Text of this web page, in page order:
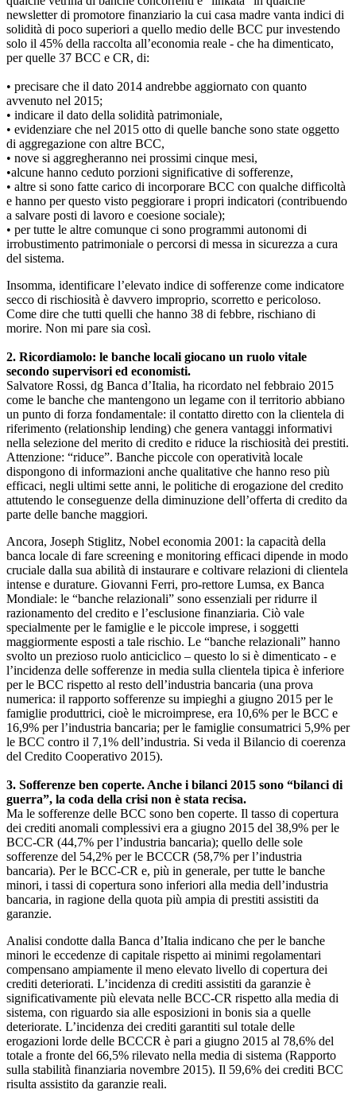
newsletter di promotore finanziario la cui casa madre vanta indici di
solidità di poco superiori a quello medio delle BCC pur investendo
solo il 45% della raccolta all’economia reale - che ha dimenticato,
per quelle 37 BCC e CR, di:
• precisare che il dato 2014 andrebbe aggiornato con quanto
avvenuto nel 2015;
• indicare il dato della solidità patrimoniale,
• evidenziare che nel 2015 otto di quelle banche sono state oggetto
di aggregazione con altre BCC,
• nove si aggregheranno nei prossimi cinque mesi,
•alcune hanno ceduto porzioni significative di sofferenze,
• altre si sono fatte carico di incorporare BCC con qualche difficoltà
e hanno per questo visto peggiorare i propri indicatori (contribuendo
a salvare posti di lavoro e coesione sociale);
• per tutte le altre comunque ci sono programmi autonomi di
irrobustimento patrimoniale o percorsi di messa in sicurezza a cura
del sistema.
Insomma, identificare l’elevato indice di sofferenze come indicatore
secco di rischiosità è davvero improprio, scorretto e pericoloso.
Come dire che tutti quelli che hanno 38 di febbre, rischiano di
morire. Non mi pare sia così.
2. Ricordiamolo: le banche locali giocano un ruolo vitale
secondo supervisori ed economisti.
Salvatore Rossi, dg Banca d’Italia, ha ricordato nel febbraio 2015
come le banche che mantengono un legame con il territorio abbiano
un punto di forza fondamentale: il contatto diretto con la clientela di
riferimento (relationship lending) che genera vantaggi informativi
nella selezione del merito di credito e riduce la rischiosità dei prestiti.
Attenzione: “riduce”. Banche piccole con operatività locale
dispongono di informazioni anche qualitative che hanno reso più
efficaci, negli ultimi sette anni, le politiche di erogazione del credito
attutendo le conseguenze della diminuzione dell’offerta di credito da
parte delle banche maggiori.
Ancora, Joseph Stiglitz, Nobel economia 2001: la capacità della
banca locale di fare screening e monitoring efficaci dipende in modo
cruciale dalla sua abilità di instaurare e coltivare relazioni di clientela
intense e durature. Giovanni Ferri, pro-rettore Lumsa, ex Banca
Mondiale: le “banche relazionali” sono essenziali per ridurre il
razionamento del credito e l’esclusione finanziaria. Ciò vale
specialmente per le famiglie e le piccole imprese, i soggetti
maggiormente esposti a tale rischio. Le “banche relazionali” hanno
svolto un prezioso ruolo anticiclico – questo lo si è dimenticato - e
l’incidenza delle sofferenze in media sulla clientela tipica è inferiore
per le BCC rispetto al resto dell’industria bancaria (una prova
numerica: il rapporto sofferenze su impieghi a giugno 2015 per le
famiglie produttrici, cioè le microimprese, era 10,6% per le BCC e
16,9% per l’industria bancaria; per le famiglie consumatrici 5,9% per
le BCC contro il 7,1% dell’industria. Si veda il Bilancio di coerenza
del Credito Cooperativo 2015).
3. Sofferenze ben coperte. Anche i bilanci 2015 sono “bilanci di
guerra”, la coda della crisi non è stata recisa.
Ma le sofferenze delle BCC sono ben coperte. Il tasso di copertura
dei crediti anomali complessivi era a giugno 2015 del 38,9% per le
BCC-CR (44,7% per l’industria bancaria); quello delle sole
sofferenze del 54,2% per le BCCCR (58,7% per l’industria
bancaria). Per le BCC-CR e, più in generale, per tutte le banche
minori, i tassi di copertura sono inferiori alla media dell’industria
bancaria, in ragione della quota più ampia di prestiti assistiti da
garanzie.
Analisi condotte dalla Banca d’Italia indicano che per le banche
minori le eccedenze di capitale rispetto ai minimi regolamentari
compensano ampiamente il meno elevato livello di copertura dei
crediti deteriorati. L’incidenza di crediti assistiti da garanzie è
significativamente più elevata nelle BCC-CR rispetto alla media di
sistema, con riguardo sia alle esposizioni in bonis sia a quelle
deteriorate. L’incidenza dei crediti garantiti sul totale delle
erogazioni lorde delle BCCCR è pari a giugno 2015 al 78,6% del
totale a fronte del 66,5% rilevato nella media di sistema (Rapporto
sulla stabilità finanziaria novembre 2015). Il 59,6% dei crediti BCC
risulta assistito da garanzie reali.